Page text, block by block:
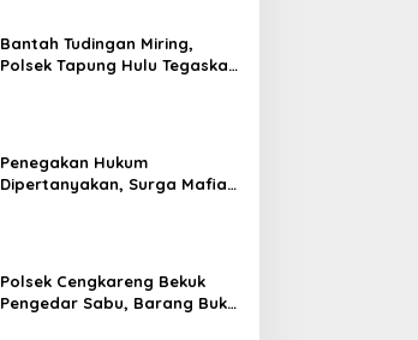
Bantah Tudingan Miring,
Polsek Tapung Hulu Tegaskan
Penegakan Hukum
Dipertanyakan, Surga Mafia
Rusak
Polsek Cengkareng Bekuk
Pengedar Sabu, Barang Bukti